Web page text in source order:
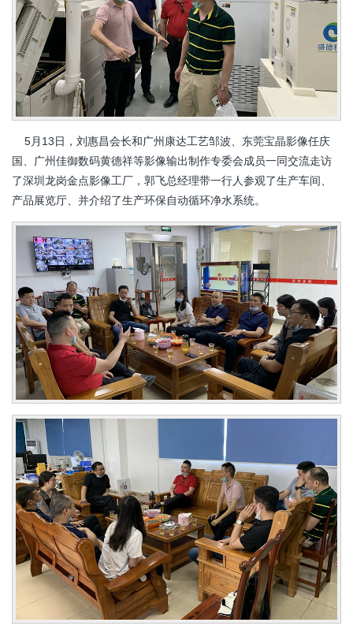
5月13日，刘惠昌会长和广州康达工艺邹波、东莞宝晶影像任庆
国、广州佳御数码黄德祥等影像输出制作专委会成员一同交流走访
了深圳龙岗金点影像工厂，郭飞总经理带一行人参观了生产车间、
产品展览厅、并介绍了生产环保自动循环净水系统。